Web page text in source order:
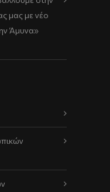
μας με νέο
Άμυνα»